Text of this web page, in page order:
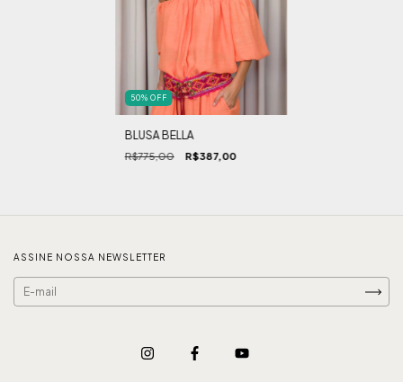
50% OFF
BLUSA BELLA
R$775,00 R$387,00
ASSINE NOSSA NEWSLETTER